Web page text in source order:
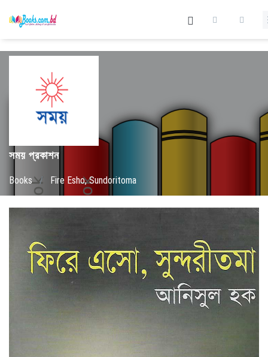
সময় প্রকাশন
Books / Fire Esho, Sundoritoma